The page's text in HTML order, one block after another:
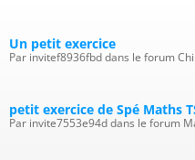
Un petit exercice
Par invitef8936fbd dans le forum
petit exercice de Spé Maths
Par invite7553e94d dans le forum